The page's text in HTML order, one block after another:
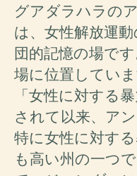
グアダラハラの
は、女性解放運
団的記憶の場で
場に位置していま
「女性に対する
されて以来、ア
特に女性に対す
も高い州の一つ